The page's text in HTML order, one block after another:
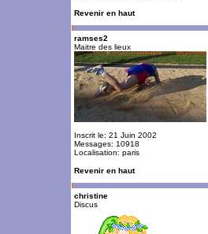
Revenir en haut
ramses2
Maitre des lieux
Inscrit le: 21 Juin 2002
Messages: 10918
Localisation: paris
Revenir en haut
christine
Discus